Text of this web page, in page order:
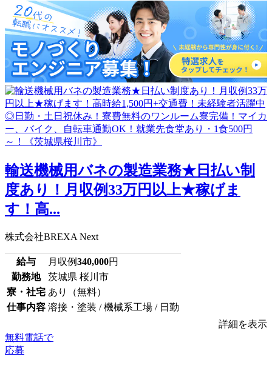
輸送機械用バネの製造業務★日払い制
度あり！月収例33万円以上★稼げま
す！高...
株式会社BREXA Next
給与 月収例340,000円
勤務地
茨城県 桜川市
寮・社宅 あり（無料）
仕事内容 溶接・塗装 / 機械系工場 / 日勤
詳細を表示
無料電話で
応募